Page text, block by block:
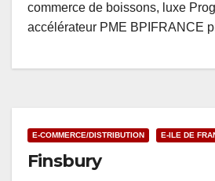
commerce de boissons, luxe
accélérateur PME BPIFRANCE
E-COMMERCE/DISTRIBUTION E-ILE DE
Finsbury